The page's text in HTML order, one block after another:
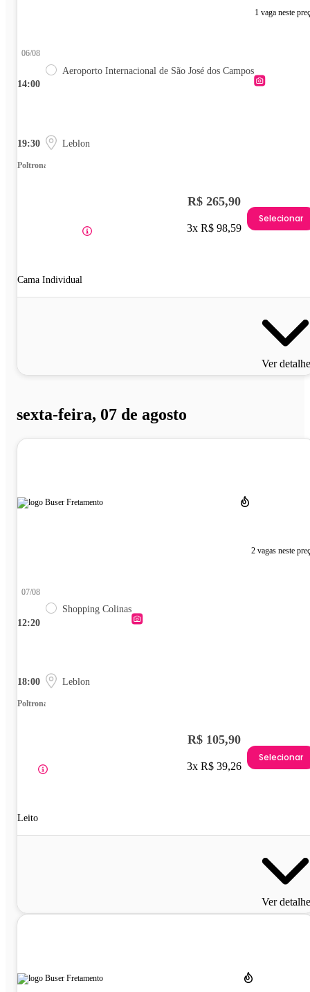
1 vaga neste
14:00
06/08
Aeroporto Internacional de São José dos Campos
19:30 Leblon
Poltrona
Cama Individual
R$ 265,90
3x R$ 98,59
Selecionar
Ver
sexta-feira, 07 de agosto
2 vagas neste
12:20
07/08
Shopping Colinas
18:00 Leblon
Poltrona
Leito
R$ 105,90
3x R$ 39,26
Selecionar
Ver